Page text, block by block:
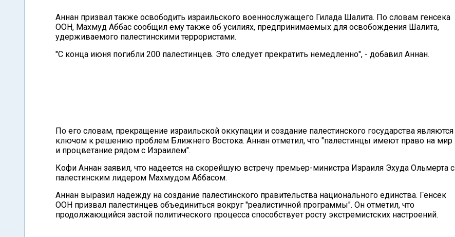
Аннан призвал также освободить израильского военнослужащего Гилада Шалита. По словам генсека
ООН, Махмуд Аббас сообщил ему также об усилиях, предпринимаемых для освобождения Шалита,
удерживаемого палестинскими террористами.
"С конца июня погибли 200 палестинцев. Это следует прекратить немедленно", - добавил Аннан.
По его словам, прекращение израильской оккупации и создание палестинского государства являются
ключом к решению проблем Ближнего Востока. Аннан отметил, что "палестинцы имеют право на мир
и процветание рядом с Израилем".
Кофи Аннан заявил, что надеется на скорейшую встречу премьер-министра Израиля Эхуда Ольмерта с
палестинским лидером Махмудом Аббасом.
Аннан выразил надежду на создание палестинского правительства национального единства. Генсек
ООН призвал палестинцев объединиться вокруг "реалистичной программы". Он отметил, что
продолжающийся застой политического процесса способствует росту экстремистских настроений.